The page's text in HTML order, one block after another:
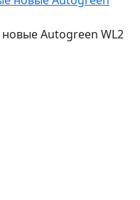
Autogreen WL2